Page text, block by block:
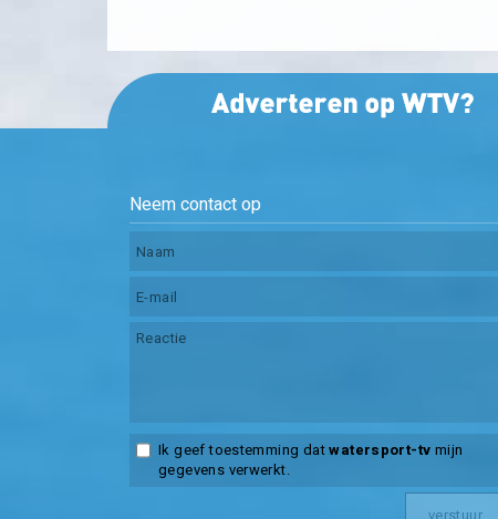
Neem contact op
Ik geef toestemming datwatersport-tv mijn
gegevens verwerkt.